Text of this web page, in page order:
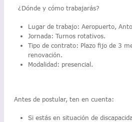
¿Dónde y cómo trabajarás?
Lugar de trabajo: Aeropuerto,
Jornada: Turnos rotativos.
Tipo de contrato: Plazo fijo de 3
renovación.
Modalidad: presencial.
Antes de postular, ten en cuenta:
Si estás en situación de